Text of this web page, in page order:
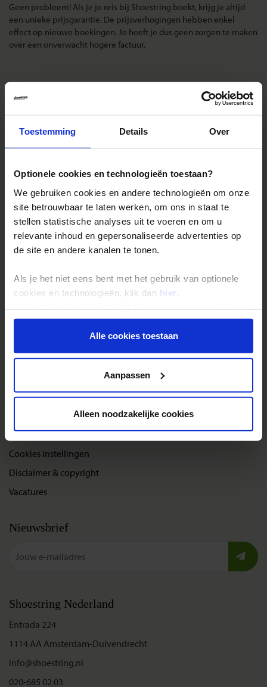
Toestemming Details Over
Optionele cookies en technologieën toestaan?
We gebruiken cookies en andere technologieën om onze
site betrouwbaar te laten werken, om ons in staat te
stellen statistische analyses uit te voeren en om u
relevante inhoud en gepersonaliseerde advertenties op
de site en andere kanalen te tonen.
Als je het niet eens bent met het gebruik van optionele
cookies en technologieën, klik dan hier
onder aan de pagina op elk gewenst moment voor de
toekomst wijzigen.Alle cookies toestaan
Aanpassen
Alleen noodzakelijke cookies
Geen probleem! Als je je reis bij Shoestring boekt, krijg je altijd
een unieke prijsgarantie. De prijsverhogingen hebben enkel
effect op nieuwe boekingen. Je hoeft je dus geen zorgen te maken
over een onverwacht hogere factuur.
Reizen met Shoestring
Reis- en annuleringsvoorwaarden
Veelgestelde vragen
Inloggen op mijn.Shoestring
Groepsreizen
Single reizen
Festivalreizen
Gegarandeerde reizen
Nieuwe reizen
Over Shoestring
Bel, mail of chat met ons
Privacybeleid
Cookies instellingen
Disclaimer & copyright
Vacatures
Nieuwsbrief
Shoestring Nederland
Entrada 224
1114 AA Amsterdam-Duivendrecht
info@shoestring.nl
020-685 02 03